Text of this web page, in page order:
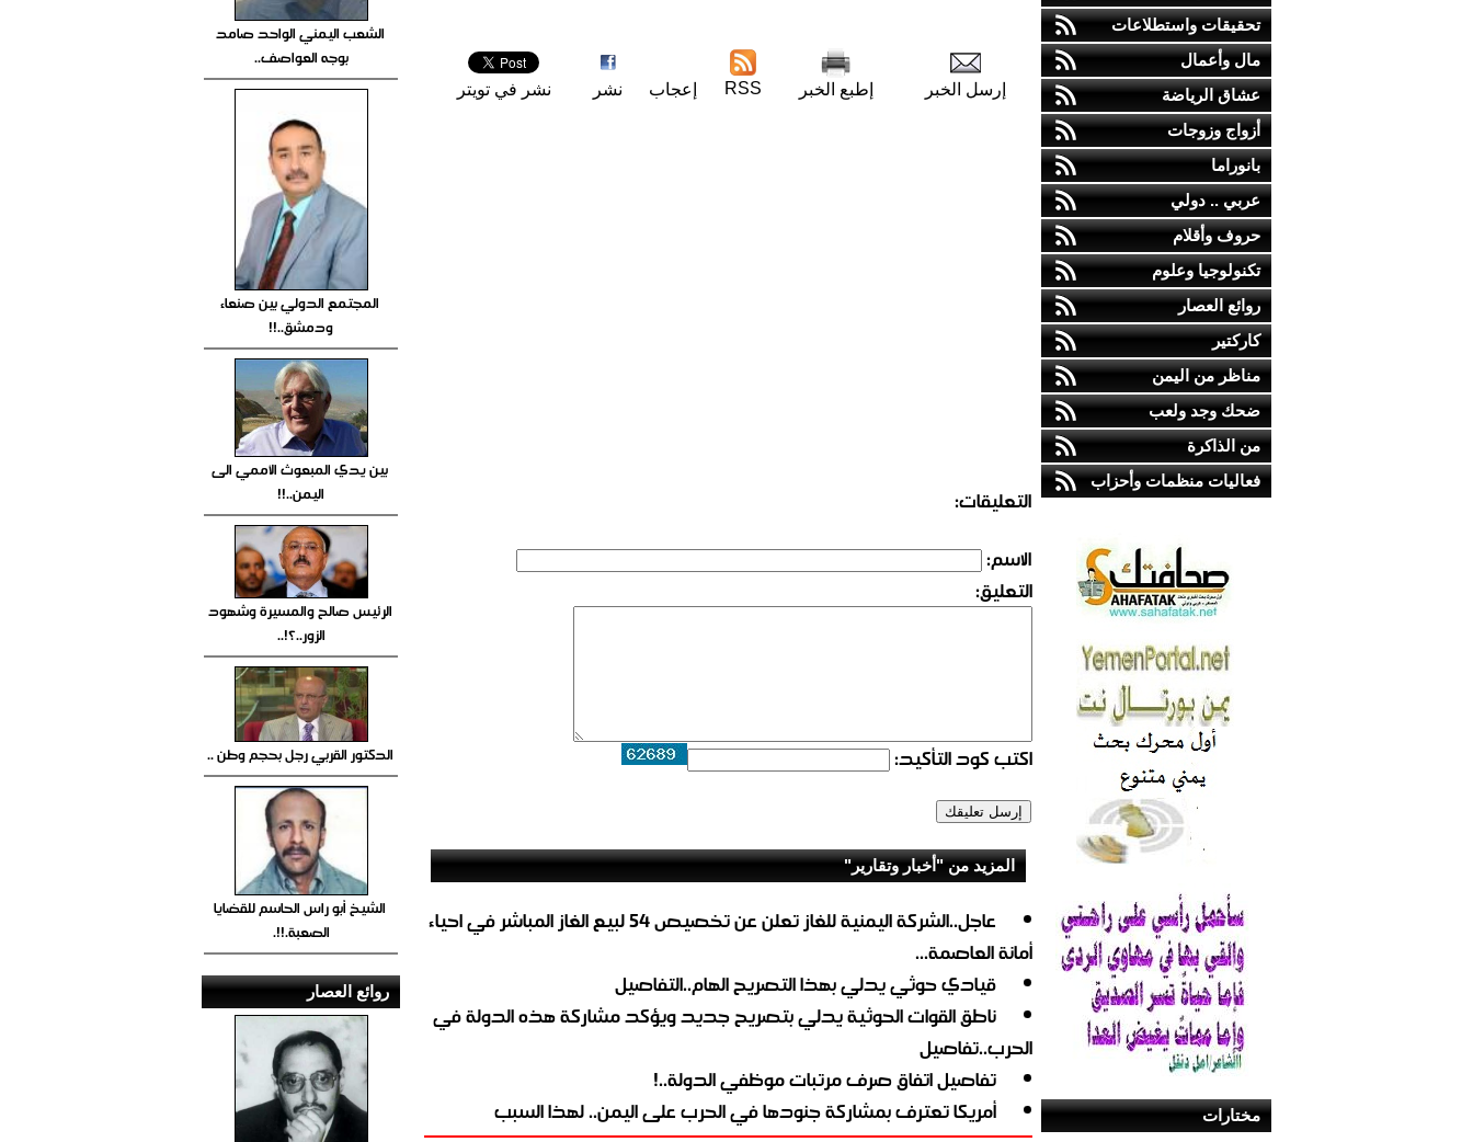
تحقيقات واستطلاعات
مال وأعمال
عشاق الرياضة
أزواج وزوجات
بانوراما
عربي .. دولي
حروف وأقلام
تكنولوجيا وعلوم
روائع العصار
كاركتير
مناظر من اليمن
ضحك وجد ولعب
من الذاكرة
فعاليات منظمات وأحزاب
مختارات
إرسل الخبر إطبع الخبر RSS إعجاب نشر نشر في تويتر
التعليقات:
الاسم:
التعليق:
اكتب كود التأكيد:
المزيد من "أخبار وتقارير"
عاجل..الشركة اليمنية للغاز تعلن عن تخصيص 54 لبيع الغاز المباشر في احياء
أمانة العاصمة...
قيادي حوثي يدلي بهذا التصريح الهام..التفاصيل
ناطق القوات الحوثية يدلي بتصريح جديد ويؤكد مشاركة هذه الدولة في
الحرب..تفاصيل
تفاصيل اتفاق صرف مرتبات موظفي الدولة..!
أمريكا تعترف بمشاركة جنودها في الحرب على اليمن.. لهذا السبب
الشعب اليمني الواحد صامد
بوجه العواصف..
المجتمع الدولي بين صنعاء
ودمشق..!!
بين يدي المبعوث الأممي الى
اليمن..!!
الرئيس صالح والمسيرة وشهود
الزور..؟!..
الدكتور القربي رجل بحجم وطن ..
الشيخ أبو راس الحاسم للقضايا
الصعبة.!!.
روائع العصار